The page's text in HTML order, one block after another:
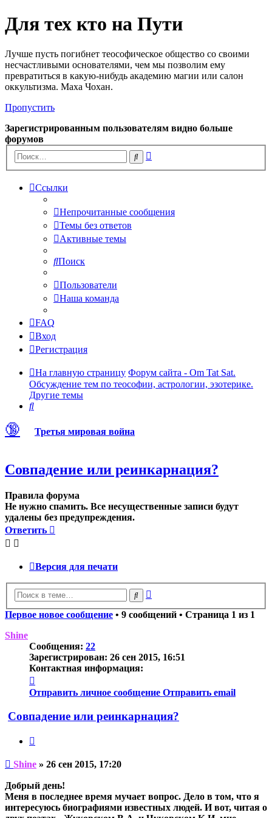
Для тех кто на Пути
Лучше пусть погибнет теософическое общество со своими
несчастливыми основателями, чем мы позволим ему
превратиться в какую-нибудь академию магии или салон
оккультизма. Маха Чохан.
Пропустить
Зарегистрированным пользователям видно больше
форумов
Поиск
Ссылки
Непрочитанные сообщения
Темы без ответов
Активные темы
Поиск
Пользователи
Наша команда
FAQ
Вход
Регистрация
На главную страницу Форум сайта - Om Tat Sat.
Обсуждение тем по теософии, астрологии, эзотерике.
Другие темы
Поиск
🔞 Третья мировая война
Совпадение или реинкарнация?
Правила форума
Не нужно спамить. Все несущественные записи будут
удалены без предупреждения.
Ответить
Версия для печати
Поиск
Первое новое сообщение • 9 сообщений • Страница 1 из 1
Shine
Сообщения: 22
Зарегистрирован: 26 сен 2015, 16:51
Контактная информация:
информация
пользователя
Отправить личное сообщение Отправить email
Совпадение или реинкарнация?
Непрочитанное
Shine » 26 сен 2015, 17:20
Добрый день!
Меня в последнее время мучает вопрос. Дело в том, что я
интересуюсь биографиями известных людей. И вот, читая о